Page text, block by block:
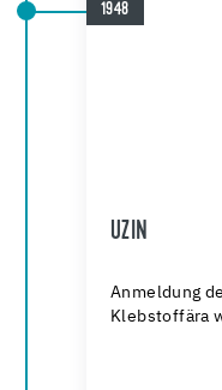
1948
UZIN
Anmeldung
Klebstoffära